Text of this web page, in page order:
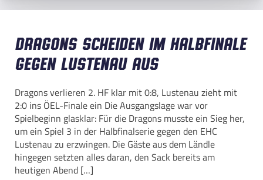
Dragons scheiden im Halbfinale
gegen Lustenau aus
Dragons verlieren 2. HF klar mit 0:8, Lustenau zieht mit
2:0 ins ÖEL-Finale ein Die Ausgangslage war vor
Spielbeginn glasklar: Für die Dragons musste ein Sieg her,
um ein Spiel 3 in der Halbfinalserie gegen den EHC
Lustenau zu erzwingen. Die Gäste aus dem Ländle
hingegen setzten alles daran, den Sack bereits am
heutigen Abend […]